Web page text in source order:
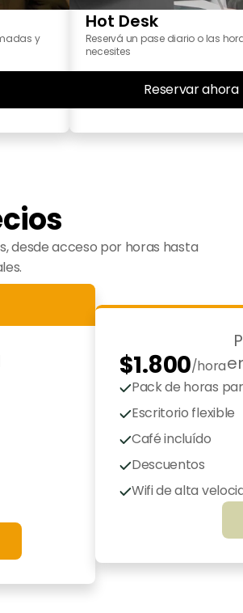
y
Hot Desk
Reservá un pase diario o las
necesites
Reservar ahora
desde acceso por horas hasta
$1.800/hora
Pack de horas
Escritorio flexible
Café incluído
Descuentos
exclusivos
Wifi de alta